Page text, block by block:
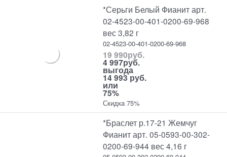
*Серьги Белый Фианит арт.
02-4523-00-401-0200-69-968
вес 3,82 г
02-4523-00-401-0200-69-968
19 990руб.
4 997руб.
выгода
14 993 руб.
или
75%
Скидка 75%
*Браслет р.17-21 Жемчуг
Фианит арт. 05-0593-00-302-
0200-69-944 вес 4,16 г